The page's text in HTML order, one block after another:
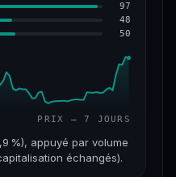
97
48
50
PRIX — 7 JOURS
%), appuyé par volume
échangés).